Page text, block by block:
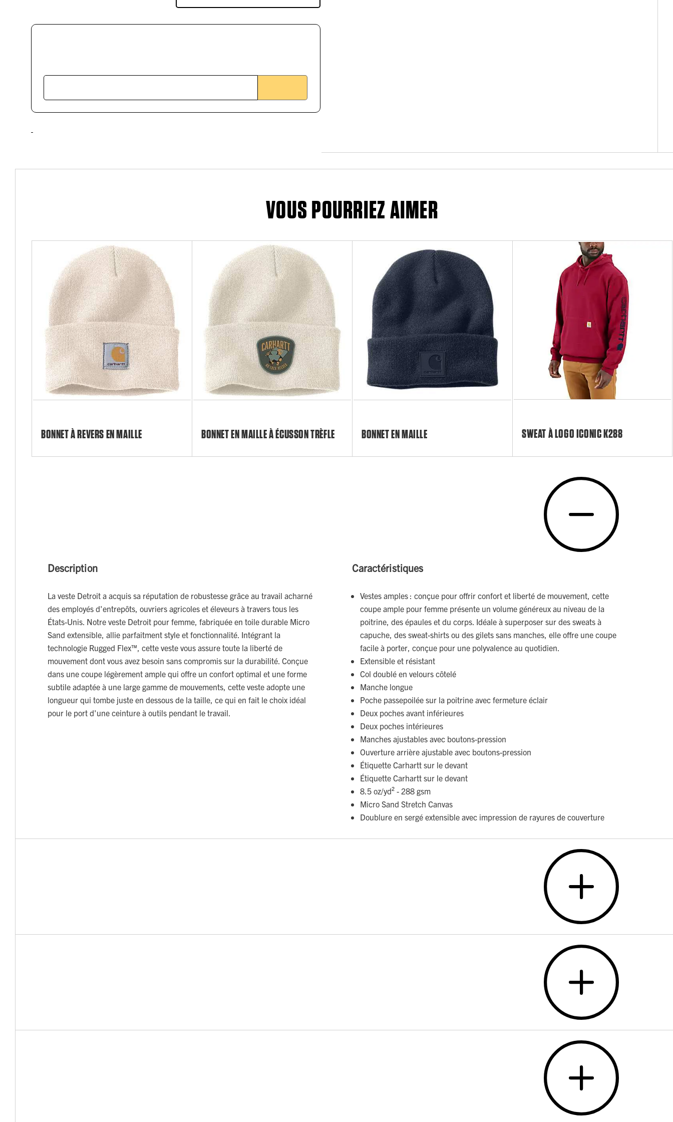
VOUS POURRIEZ AIMER
BONNET À REVERS EN MAILLE BONNET EN MAILLE À ÉCUSSON TRÈFLE BONNET EN MAILLE SWEAT À LOGO ICONIC K288
Description
La veste Detroit a acquis sa réputation de robustesse grâce au travail acharné
des employés d'entrepôts, ouvriers agricoles et éleveurs à travers tous les
États-Unis. Notre veste Detroit pour femme, fabriquée en toile durable Micro
Sand extensible, allie parfaitment style et fonctionnalité. Intégrant la
technologie Rugged Flex™, cette veste vous assure toute la liberté de
mouvement dont vous avez besoin sans compromis sur la durabilité. Conçue
dans une coupe légèrement ample qui offre un confort optimal et une forme
subtile adaptée à une large gamme de mouvements, cette veste adopte une
longueur qui tombe juste en dessous de la taille, ce qui en fait le choix idéal
pour le port d'une ceinture à outils pendant le travail.
Caractéristiques
Vestes amples : conçue pour offrir confort et liberté de mouvement, cette
coupe ample pour femme présente un volume généreux au niveau de la
poitrine, des épaules et du corps. Idéale à superposer sur des sweats à
capuche, des sweat-shirts ou des gilets sans manches, elle offre une coupe
facile à porter, conçue pour une polyvalence au quotidien.
Extensible et résistant
Col doublé en velours côtelé
Manche longue
Poche passepoilée sur la poitrine avec fermeture éclair
Deux poches avant inférieures
Deux poches intérieures
Manches ajustables avec boutons-pression
Ouverture arrière ajustable avec boutons-pression
Étiquette Carhartt sur le devant
Étiquette Carhartt sur le devant
8.5 oz/yd² - 288 gsm
Micro Sand Stretch Canvas
Doublure en sergé extensible avec impression de rayures de couverture